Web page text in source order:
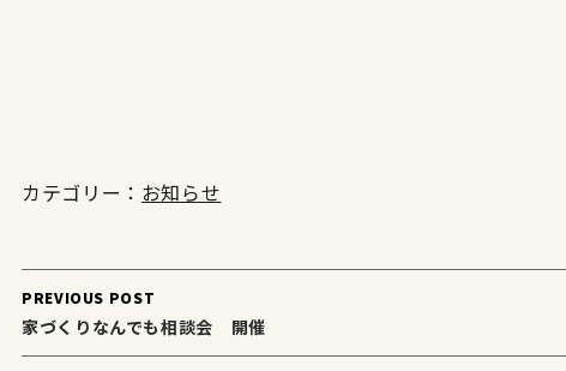
カテゴリー： お知らせ
Post
navigation
PREVIOUS POST
家づくりなんでも相談会 開催